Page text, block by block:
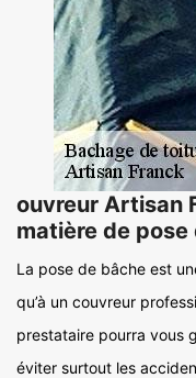
ouvreur Artisan
matière de pose
La pose de bâche est
qu’à un couvreur
prestataire pourra vous
éviter surtout les